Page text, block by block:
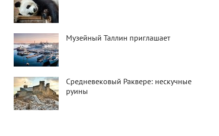
Музейный Таллин приглашает
Средневековый Раквере: нескучные
руины